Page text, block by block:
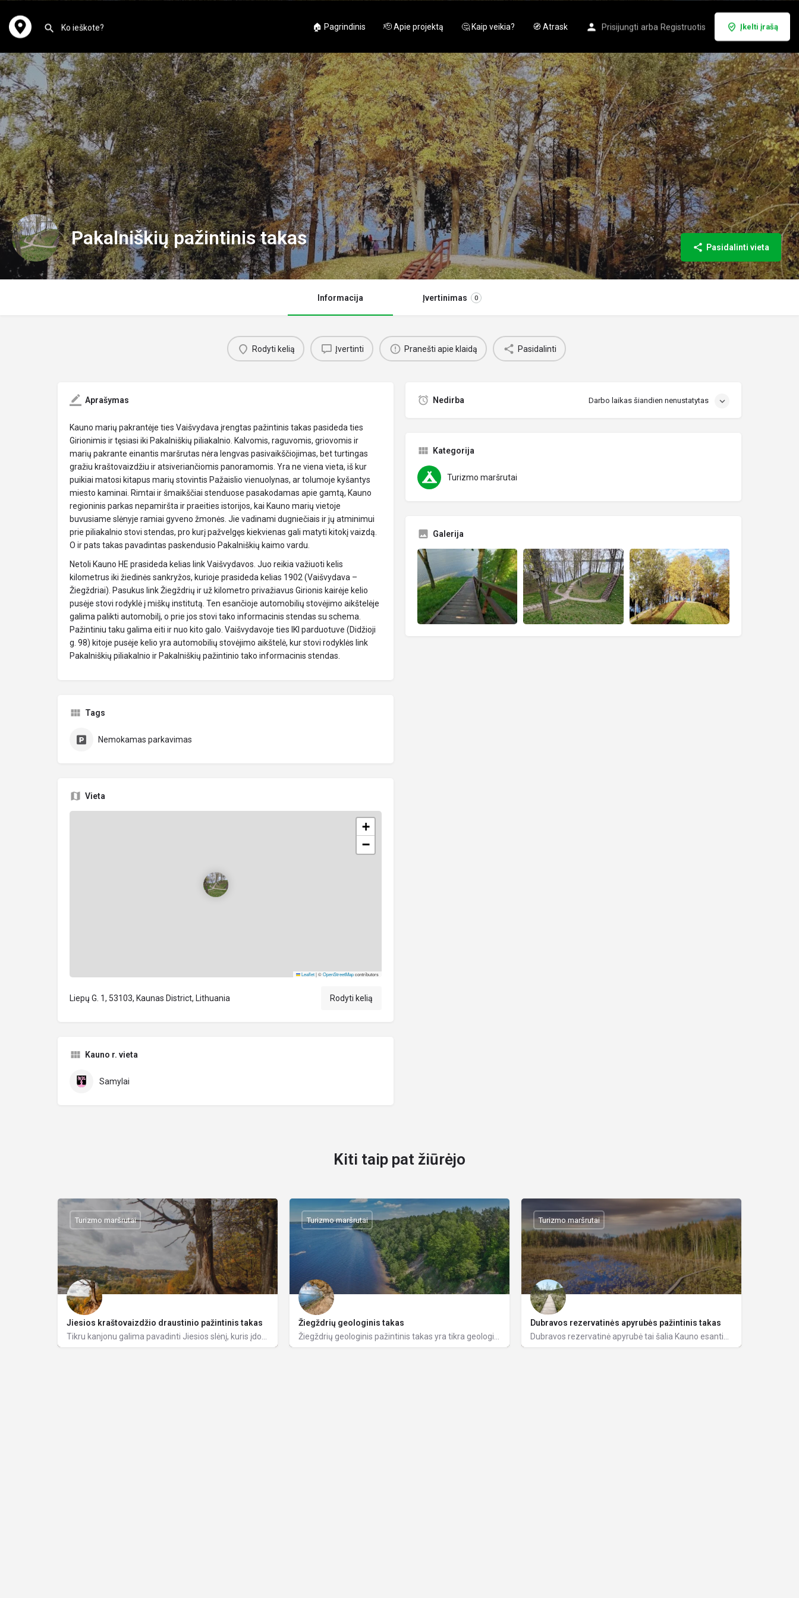
🏠 Pagrindinis 🫡 Apie projektą 🤔 Kaip veikia? 🧭 Atrask Prisijungti arba Registruotis Įkelti įrašą
Pakalniškių pažintinis takas Pasidalinti vieta
Informacija Įvertinimas 0
Rodyti kelią Įvertinti Pranešti apie klaidą Pasidalinti
Aprašymas
Kauno marių pakrantėje ties Vaišvydava įrengtas pažintinis takas pasideda ties
Girionimis ir tęsiasi iki Pakalniškių piliakalnio. Kalvomis, raguvomis, griovomis ir
marių pakrante einantis maršrutas nėra lengvas pasivaikščiojimas, bet turtingas
gražiu kraštovaizdžiu ir atsiveriančiomis panoramomis. Yra ne viena vieta, iš kur
puikiai matosi kitapus marių stovintis Pažaislio vienuolynas, ar tolumoje kyšantys
miesto kaminai. Rimtai ir šmaikščiai stenduose pasakodamas apie gamtą, Kauno
regioninis parkas nepamiršta ir praeities istorijos, kai Kauno marių vietoje
buvusiame slėnyje ramiai gyveno žmonės. Jie vadinami dugniečiais ir jų atminimui
prie piliakalnio stovi stendas, pro kurį pažvelgęs kiekvienas gali matyti kitokį vaizdą.
O ir pats takas pavadintas paskendusio Pakalniškių kaimo vardu.
Netoli Kauno HE prasideda kelias link Vaišvydavos. Juo reikia važiuoti kelis
kilometrus iki žiedinės sankryžos, kurioje prasideda kelias 1902 (Vaišvydava –
Žiegždriai). Pasukus link Žiegždrių ir už kilometro privažiavus Girionis kairėje kelio
pusėje stovi rodyklė į miškų institutą. Ten esančioje automobilių stovėjimo aikštelėje
galima palikti automobilį, o prie jos stovi tako informacinis stendas su schema.
Pažintiniu taku galima eiti ir nuo kito galo. Vaišvydavoje ties IKI parduotuve (Didžioji
g. 98) kitoje pusėje kelio yra automobilių stovėjimo aikštelė, kur stovi rodyklės link
Pakalniškių piliakalnio ir Pakalniškių pažintinio tako informacinis stendas.
Tags
Nemokamas parkavimas
Vieta
+
−
Leaflet|©OpenStreetMapcontributors
Liepų G. 1, 53103, Kaunas District, Lithuania Rodyti kelią
Kauno r. vieta
Samylai
Nedirba Darbo laikas šiandien nenustatytas
Kategorija
Turizmo maršrutai
Galerija
Kiti taip pat žiūrėjo
Jiesios kraštovaizdžio draustinio pažintinis takas
Tikru kanjonu galima pavadinti Jiesios slėnį, kuris įdomus savo atodangomis ir nuo jų atsiveriančiais…
Turizmo maršrutai
Žiegždrių geologinis takas
Žiegždrių geologinis pažintinis takas yra tikra geologijos pamoka po atviru dangumi. Jis prasideda ties viena…
Turizmo maršrutai
Dubravos rezervatinės apyrubės pažintinis takas
Dubravos rezervatinė apyrubė tai šalia Kauno esantis rezervatas, kuriame auga daugiau nei pusę šimtmečio…
Turizmo maršrutai